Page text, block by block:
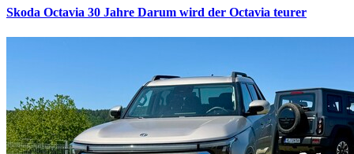
Skoda Octavia 30 Jahre Darum wird der Octavia teurer